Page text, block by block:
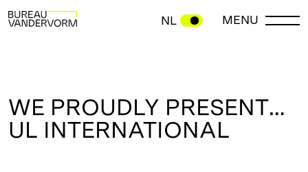
NL MENU
WE PROUDLY PRESENT…
UL INTERNATIONAL